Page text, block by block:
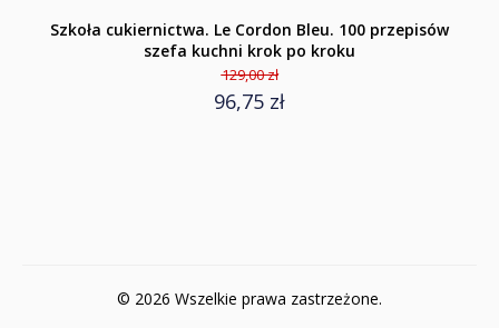
Szkoła cukiernictwa. Le Cordon Bleu. 100 przepisów
szefa kuchni krok po kroku
129,00 zł
96,75 zł
© 2026 Wszelkie prawa zastrzeżone.